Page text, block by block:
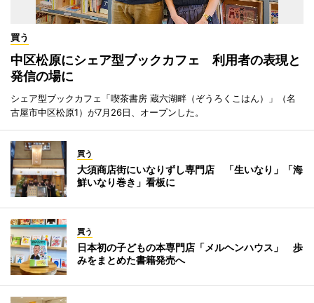
買う
中区松原にシェア型ブックカフェ 利用者の表現と
発信の場に
シェア型ブックカフェ「喫茶書房 蔵六湖畔（ぞうろくこはん）」（名
古屋市中区松原1）が7月26日、オープンした。
買う
大須商店街にいなりずし専門店 「生いなり」「海
鮮いなり巻き」看板に
買う
日本初の子どもの本専門店「メルヘンハウス」 歩
みをまとめた書籍発売へ